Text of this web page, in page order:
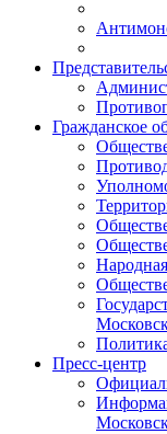
Гражданское
Пресс-центр